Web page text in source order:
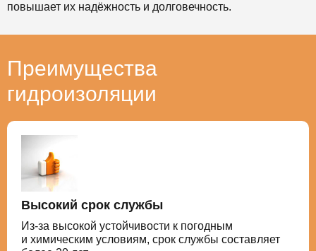
повышает их надёжность и долговечность.
Преимущества
гидроизоляции
Высокий срок службы
Из-за высокой устойчивости к погодным
и химическим условиям, срок службы составляет